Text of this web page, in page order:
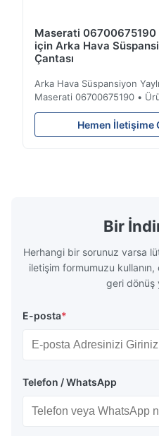
Maserati
için Arka Hava
Çantası
Arka Hava Süspansiyon
Maserati 06700675190 •
ile% 100 uyumludur . Ürün:
Hava Yastığı OEM No .:
Model numarası.:
Hemen İletişime
Bir
Herhangi bir sorunuz varsa
iletişim formumuzu
geri dönüş
E-posta*
Telefon / WhatsApp